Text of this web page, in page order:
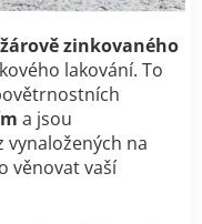
žárově zinkovaného
lakování. To
a jsou
vynaložených na
věnovat vaší